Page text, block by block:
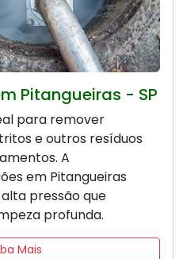
Pitangueiras - SP
para remover
e outros resíduos
A
em Pitangueiras
pressão que
profunda.
Mais